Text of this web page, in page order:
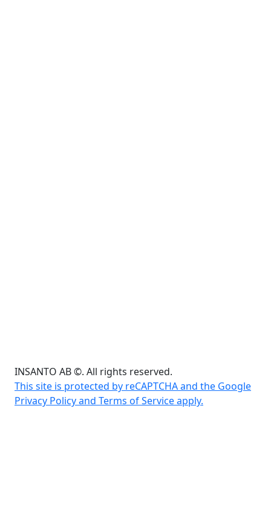
INSANTO AB ©. All rights reserved.
This site is protected by reCAPTCHA and the Google
Privacy Policy and Terms of Service apply.